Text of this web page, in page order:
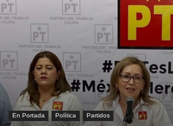
En Portada Política Partidos